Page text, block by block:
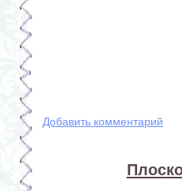
Добавить комментарий